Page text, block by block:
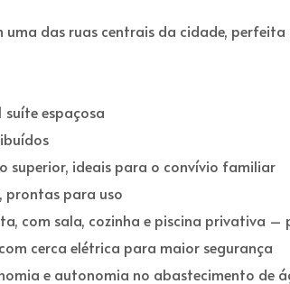
uma das ruas centrais da cidade,
suíte espaçosa
superior, ideais para o convívio familiar
prontas para uso
com sala, cozinha e piscina privativa
cerca elétrica para maior segurança
e autonomia no abastecimento de